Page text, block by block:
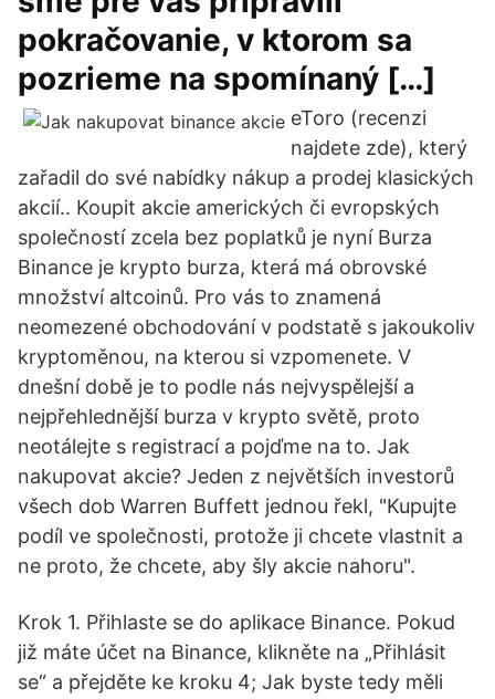
pokračovanie, v ktorom sa
pozrieme na spomínaný […]
eToro (recenzi
najdete zde), který
zařadil do své nabídky nákup a prodej klasických
akcií.. Koupit akcie amerických či evropských
společností zcela bez poplatků je nyní Burza
Binance je krypto burza, která má obrovské
množství altcoinů. Pro vás to znamená
neomezené obchodování v podstatě s jakoukoliv
kryptoměnou, na kterou si vzpomenete. V
dnešní době je to podle nás nejvyspělejší a
nejpřehlednější burza v krypto světě, proto
neotálejte s registrací a pojďme na to. Jak
nakupovat akcie? Jeden z největších investorů
všech dob Warren Buffett jednou řekl, "Kupujte
podíl ve společnosti, protože ji chcete vlastnit a
ne proto, že chcete, aby šly akcie nahoru".
Krok 1. Přihlaste se do aplikace Binance. Pokud
již máte účet na Binance, klikněte na „Přihlásit
se“ a přejděte ke kroku 4; Jak byste tedy měli